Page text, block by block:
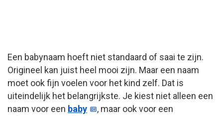
Een babynaam hoeft niet standaard of saai te zijn.
Origineel kan juist heel mooi zijn. Maar een naam
moet ook fijn voelen voor het kind zelf. Dat is
uiteindelijk het belangrijkste. Je kiest niet alleen een
naam voor een baby
, maar ook voor een